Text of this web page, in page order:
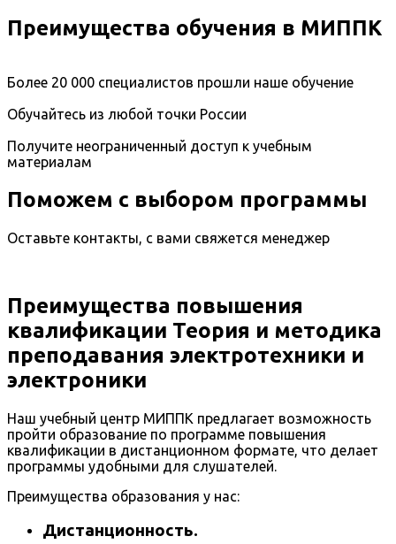
Преимущества обучения в МИППК
Более 20 000 специалистов прошли наше обучение
Обучайтесь из любой точки России
Получите неограниченный доступ к учебным
материалам
Поможем с выбором программы
Оставьте контакты, с вами свяжется менеджер
Преимущества повышения
квалификации Теория и методика
преподавания электротехники и
электроники
Наш учебный центр МИППК предлагает возможность
пройти образование по программе повышения
квалификации в дистанционном формате, что делает
программы удобными для слушателей.
Преимущества образования у нас:
Дистанционность.